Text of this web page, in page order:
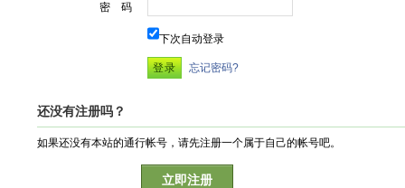
密 码
下次自动登录
忘记密码?
还没有注册吗？
如果还没有本站的通行帐号，请先注册一个属于自己的帐号吧。
立即注册